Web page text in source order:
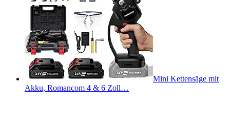
Mini Kettensäge mit
Akku, Romancom 4 & 6 Zoll…